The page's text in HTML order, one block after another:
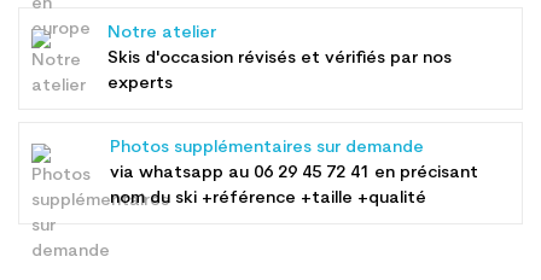
Notre atelier
Skis d'occasion révisés et vérifiés par nos
experts
Photos supplémentaires sur demande
via whatsapp au 06 29 45 72 41 en précisant
nom du ski +référence +taille +qualité